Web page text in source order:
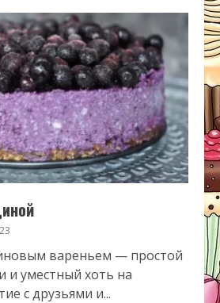
вареньем — простой
и уместный хоть на
с друзьями и...